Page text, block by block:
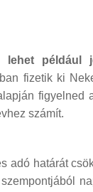
lehet például
fizetik ki
figyelned
számít.
adó határát